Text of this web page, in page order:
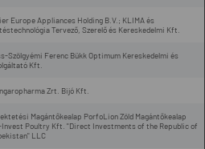
Europe Appliances Holding B.V.; KLIMA és
Tervező, Szerelő és Kereskedelmi Kft.
Szölgyémi Ferenc Bükk Optimum Kereskedelmi és
Kft.
Zrt. Bijó Kft.
Magántőkealap PorfoLion Zöld Magántőkealap
Invest Poultry Kft. "Direct Investments of the Republic of
LLC